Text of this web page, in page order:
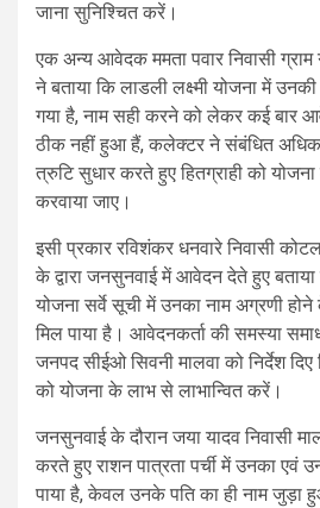
जाना सुनिश्चित करें।
एक अन्य आवेदक ममता पवार निवासी
ने बताया कि लाडली लक्ष्मी योजना में
गया है, नाम सही करने को लेकर कई बार
ठीक नहीं हुआ हैं, कलेक्टर ने संबंधित
त्रुटि सुधार करते हुए हितग्राही को
करवाया जाए।
इसी प्रकार रविशंकर धनवारे निवासी
के द्वारा जनसुनवाई में आवेदन देते हुए
योजना सर्वे सूची में उनका नाम अग्रणी
मिल पाया है। आवेदनकर्ता की समस्या
जनपद सीईओ सिवनी मालवा को निर्देश दिए
को योजना के लाभ से लाभान्वित करें।
जनसुनवाई के दौरान जया यादव निवासी
करते हुए राशन पात्रता पर्ची में उनका एवं
पाया है, केवल उनके पति का ही नाम जुड़ा